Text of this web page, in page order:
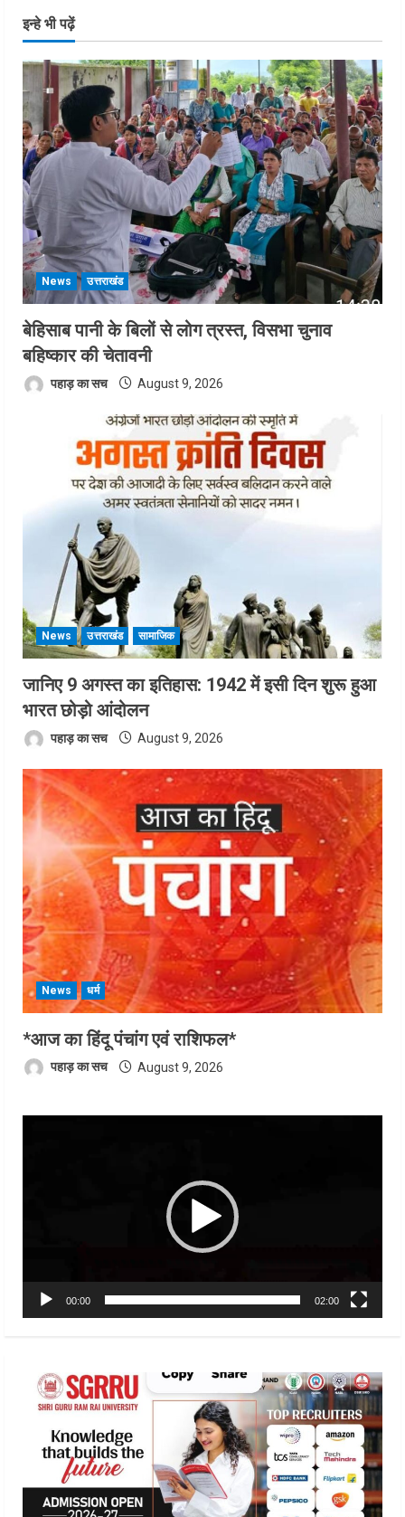
इन्हे भी पढ़ें
News उत्तराखंड
बेहिसाब पानी के बिलों से लोग त्रस्त, विसभा चुनाव
बहिष्कार की चेतावनी
पहाड़ का सच August 9, 2026
News उत्तराखंड सामाजिक
जानिए 9 अगस्त का इतिहास: 1942 में इसी दिन शुरू हुआ
भारत छोड़ो आंदोलन
पहाड़ का सच August 9, 2026
News धर्म
*आज का हिंदू पंचांग एवं राशिफल*
पहाड़ का सच August 9, 2026
00:00 02:00